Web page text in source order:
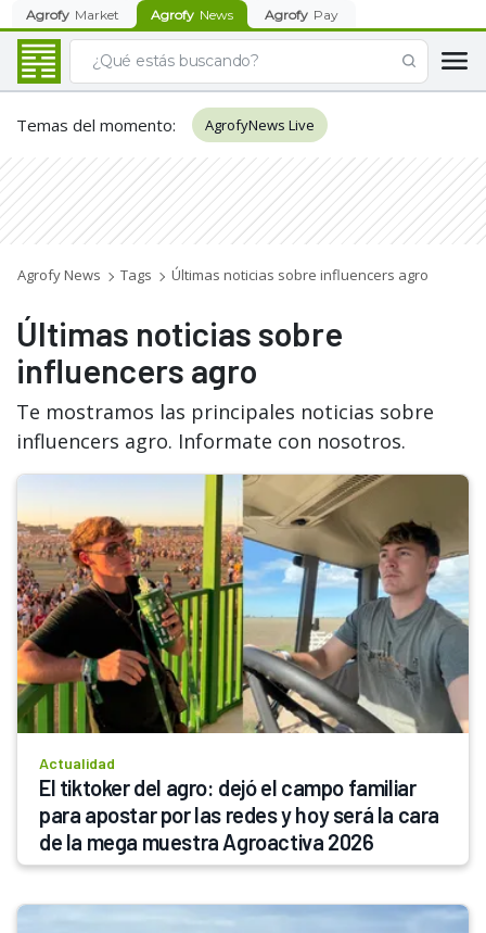
Agrofy Market Agrofy News Agrofy Pay
Temas del momento: AgrofyNews Live
Agrofy News Tags Últimas noticias sobre influencers agro
Últimas noticias sobre
influencers agro
Te mostramos las principales noticias sobre
influencers agro. Informate con nosotros.
Actualidad
El tiktoker del agro: dejó el campo familiar
para apostar por las redes y hoy será la cara
de la mega muestra Agroactiva 2026